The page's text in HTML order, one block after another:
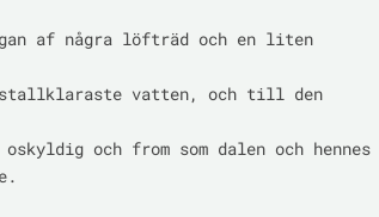
af några löfträd och en liten
vatten, och till den
och from som dalen och hennes